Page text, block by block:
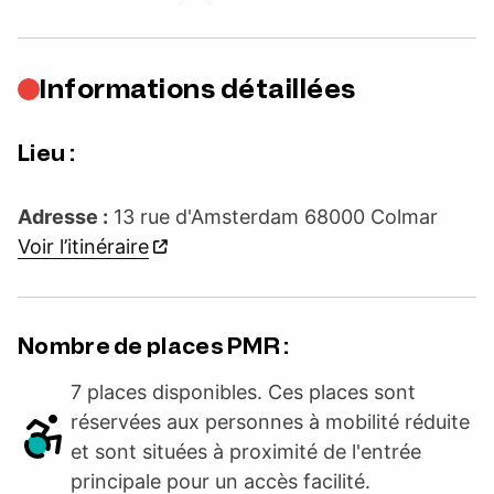
Informations détaillées
Lieu :
Adresse : 13 rue d'Amsterdam 68000 Colmar
Voir l’itinéraire
Nombre de places PMR :
7 places disponibles. Ces places sont
réservées aux personnes à mobilité réduite
et sont situées à proximité de l'entrée
principale pour un accès facilité.